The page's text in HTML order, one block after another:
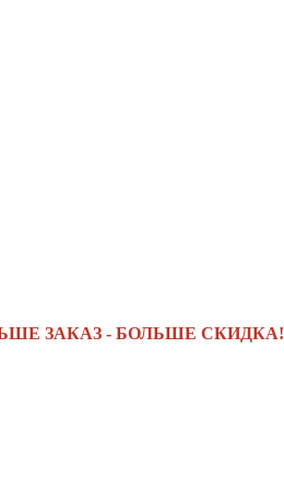
ЗАКАЗ - БОЛЬШЕ СКИДКА!